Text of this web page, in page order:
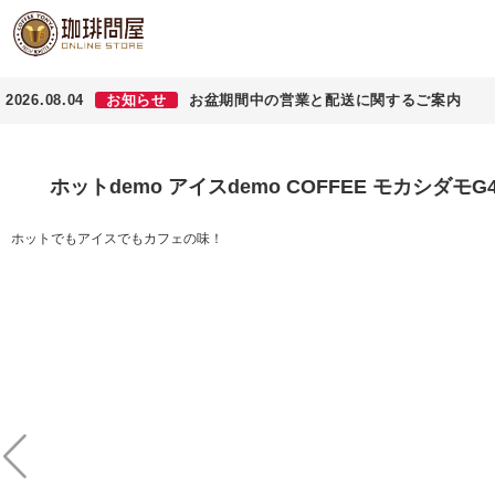
2026.08.04 お知らせ お盆期間中の営業と配送に関するご案内
ホットdemo アイスdemo COFFEE モカシダモ
ホットでもアイスでもカフェの味！